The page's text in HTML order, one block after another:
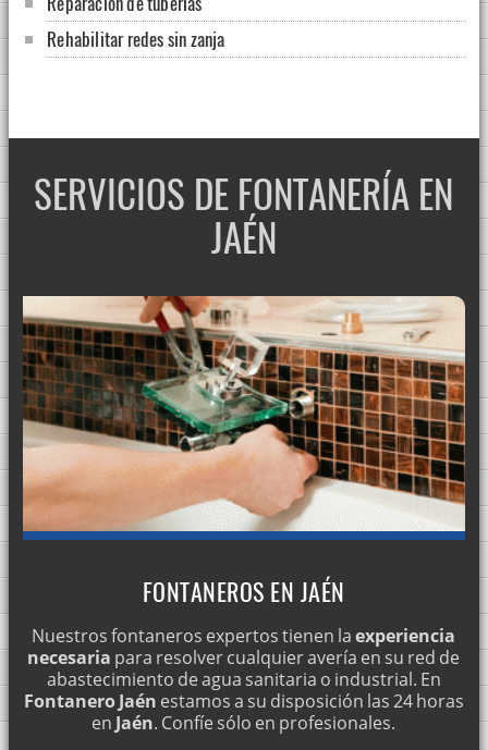
Rehabilitar redes sin zanja
SERVICIOS DE FONTANERÍA EN
JAÉN
FONTANEROS EN JAÉN
Nuestros fontaneros expertos tienen laexperiencia
necesaria para resolver cualquier avería en su red de
abastecimiento de agua sanitaria o industrial. En
Fontanero Jaén estamos a su disposición las 24 horas
en Jaén. Confíe sólo en profesionales.